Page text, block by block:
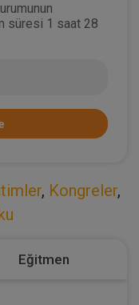
süresi 1 saat 28
, Kongreler,
Eğitmen